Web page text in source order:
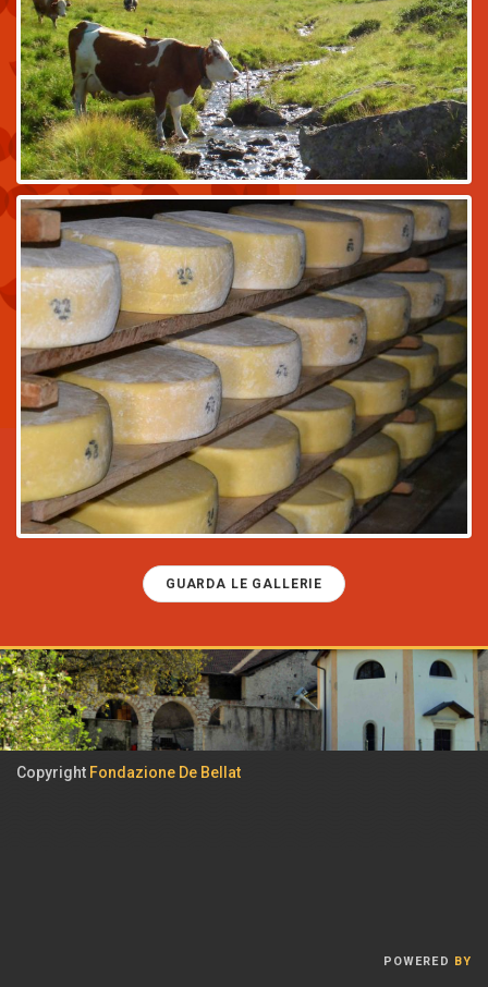
GUARDA LE GALLERIE
Copyright Fondazione De Bellat
POWERED BY